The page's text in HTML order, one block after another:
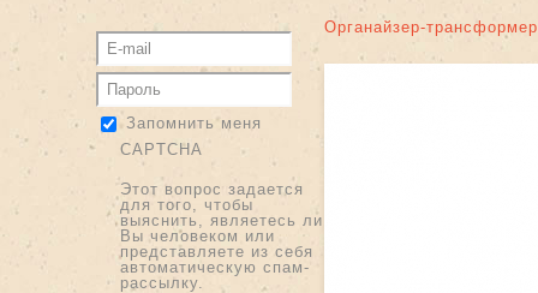
Запомнить меня
CAPTCHA
Этот вопрос задается
для того, чтобы
выяснить, являетесь ли
Вы человеком или
представляете из себя
автоматическую спам-
рассылку.
Органайзер-